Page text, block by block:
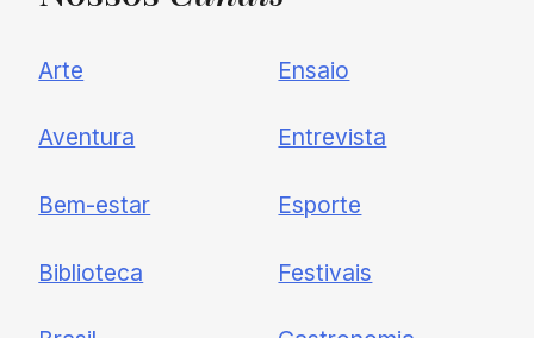
UNQUIET
Newsletter
nossas novidades.
Arte
Aventura
Bem-estar
Biblioteca
Ensaio
Entrevista
Esporte
Festivais